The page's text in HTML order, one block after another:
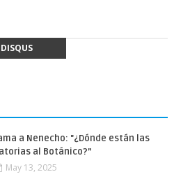
DISQUS
a Nenecho: "¿Dónde están las
al Botánico?”
May 13, 2025